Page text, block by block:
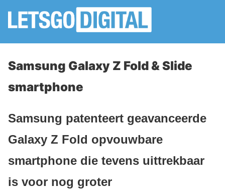
Samsung Galaxy Z Fold & Slide
smartphone
Samsung patenteert geavanceerde
Galaxy Z Fold opvouwbare
smartphone die tevens uittrekbaar
is voor nog groter